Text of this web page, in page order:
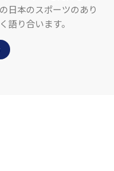
日本のスポーツのあり
語り合います。